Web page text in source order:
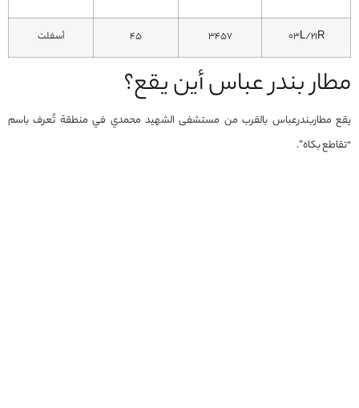
03L/21R
3457
45 أسفلت
مطار بندر عباس أين يقع؟
يقع مطاربندرعباس بالقرب من مستشفى الشهيد محمدي في منطقة تُعرف باسم
“تقاطع بكاه”.